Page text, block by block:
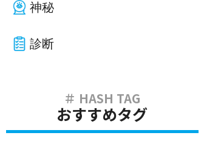
神秘
診断
おすすめタグ